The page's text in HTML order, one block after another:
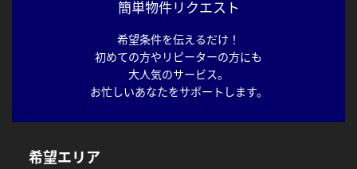
簡単物件リクエスト
希望条件を伝えるだけ！
初めての方やリピーターの方にも
大人気のサービス。
お忙しいあなたをサポートします。
希望エリア